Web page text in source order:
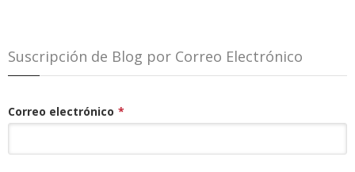
Suscripción de Blog por Correo Electrónico
Correo electrónico *